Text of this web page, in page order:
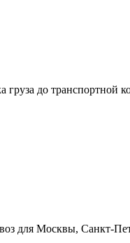
груза до
для Москвы, Санкт-